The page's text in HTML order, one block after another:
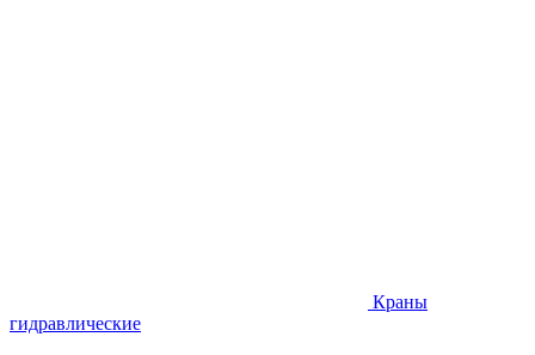
Краны
гидравлические